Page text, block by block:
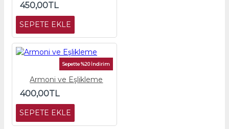
450,00TL
SEPETE EKLE
Sepette %20 İndirim
Armoni ve Eşlikleme
400,00TL
SEPETE EKLE